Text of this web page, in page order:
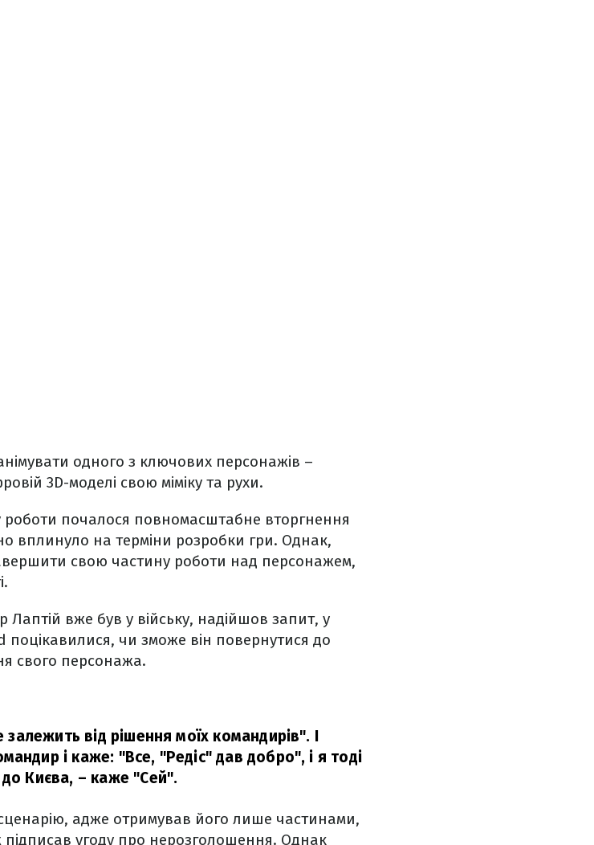
одного з ключових персонажів –
3D-моделі свою міміку та рухи.
роботи почалося повномасштабне вторгнення
вплинуло на терміни розробки гри. Однак,
свою частину роботи над персонажем,
Лаптій вже був у війську, надійшов запит, у
поцікавилися, чи зможе він повернутися до
свого персонажа.
від рішення моїх командирів". І
і каже: "Все, "Редіс" дав добро", і я тоді
Києва, – каже "Сей".
адже отримував його лише частинами,
угоду про нерозголошення. Однак